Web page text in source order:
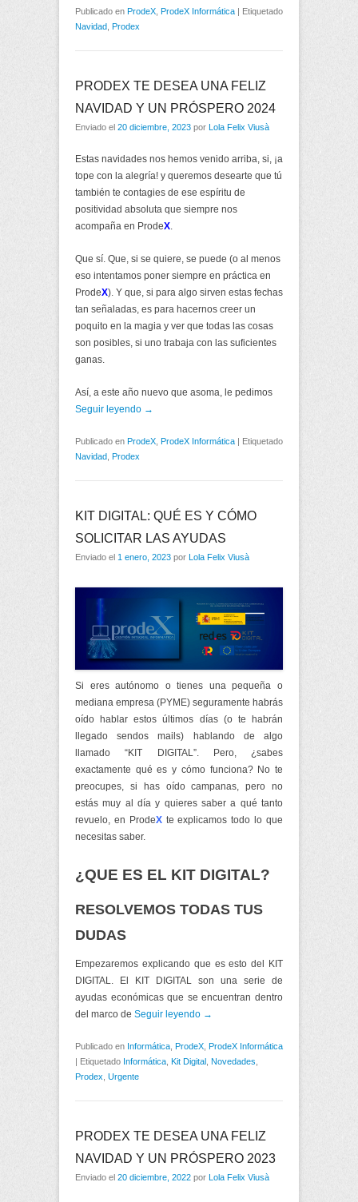
Publicado en ProdeX ProdeX Informática | Etiquetado
Navidad Prodex
PRODEX TE DESEA UNA FELIZ
NAVIDAD Y UN PRÓSPERO 2024
Enviado el 20 diciembre, 2023 por Lola Felix Viusà
Estas navidades nos hemos venido arriba, si, ¡a
tope con la alegría! y queremos desearte que tú
también te contagies de ese espíritu de
positividad absoluta que siempre nos
acompaña en ProdeX.
Que sí. Que, si se quiere, se puede (o al menos
eso intentamos poner siempre en práctica en
ProdeX). Y que, si para algo sirven estas fechas
tan señaladas, es para hacernos creer un
poquito en la magia y ver que todas las cosas
son posibles, si uno trabaja con las suficientes
ganas.
Así, a este año nuevo que asoma, le pedimos
Seguir leyendo →
Publicado en ProdeX ProdeX Informática | Etiquetado
Navidad Prodex
KIT DIGITAL: QUÉ ES Y CÓMO
SOLICITAR LAS AYUDAS
Enviado el 1 enero, 2023 por Lola Felix Viusà
Si eres autónomo o tienes una pequeña o
mediana empresa (PYME) seguramente habrás
oído hablar estos últimos días (o te habrán
llegado sendos mails) hablando de algo
llamado “KIT DIGITAL”. Pero, ¿sabes
exactamente qué es y cómo funciona? No te
preocupes, si has oído campanas, pero no
estás muy al día y quieres saber a qué tanto
revuelo, en ProdeXte explicamos todo lo que
necesitas saber.
¿QUE ES EL KIT DIGITAL?
RESOLVEMOS TODAS TUS
DUDAS
Empezaremos explicando que es esto del KIT
DIGITAL. El KIT DIGITAL son una serie de
ayudas económicas que se encuentran dentro
del marco de Seguir leyendo →
Publicado en Informática ProdeX ProdeX Informática
| Etiquetado Informática Kit Digital Novedades
Prodex Urgente
PRODEX TE DESEA UNA FELIZ
NAVIDAD Y UN PRÓSPERO 2023
Enviado el 20 diciembre, 2022 por Lola Felix Viusà